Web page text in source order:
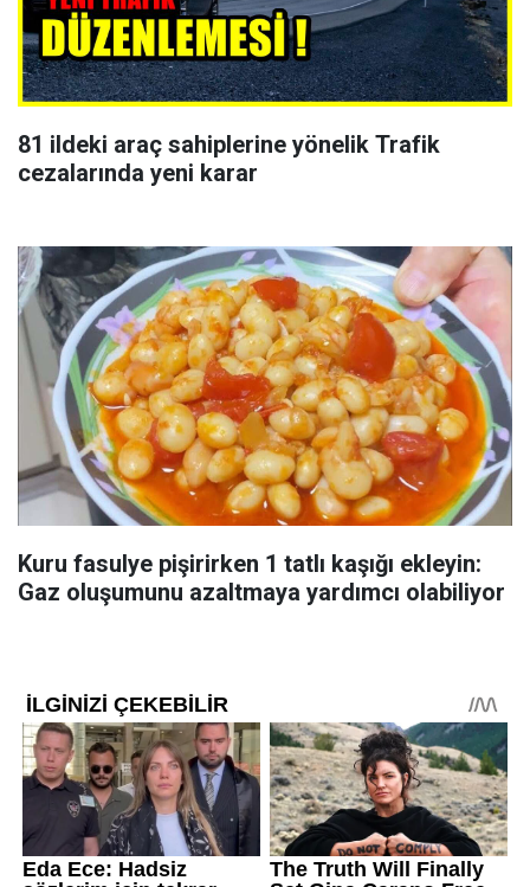
81 ildeki araç sahiplerine yönelik Trafik
cezalarında yeni karar
Kuru fasulye pişirirken 1 tatlı kaşığı ekleyin:
Gaz oluşumunu azaltmaya yardımcı olabiliyor